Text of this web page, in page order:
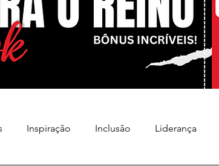
Inspiração Inclusão Liderança